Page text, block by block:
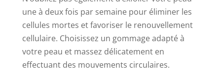
une à deux fois par semaine pour éliminer les
cellules mortes et favoriser le renouvellement
cellulaire. Choisissez un gommage adapté à
votre peau et massez délicatement en
effectuant des mouvements circulaires.